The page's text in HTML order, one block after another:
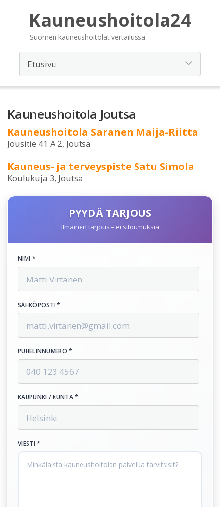
Kauneushoitola24
Suomen kauneushoitolat vertailussa
Kauneushoitola Joutsa
Kauneushoitola Saranen Maija-Riitta
Jousitie 41 A 2, Joutsa
Kauneus- ja terveyspiste Satu Simola
Koulukuja 3, Joutsa
PYYDÄ TARJOUS
Ilmainen tarjous – ei sitoumuksia
NIMI *
SÄHKÖPOSTI *
PUHELINNUMERO *
KAUPUNKI / KUNTA *
VIESTI *